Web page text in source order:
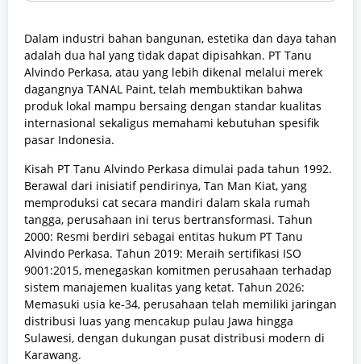
Dalam industri bahan bangunan, estetika dan daya tahan
adalah dua hal yang tidak dapat dipisahkan. PT Tanu
Alvindo Perkasa, atau yang lebih dikenal melalui merek
dagangnya TANAL Paint, telah membuktikan bahwa
produk lokal mampu bersaing dengan standar kualitas
internasional sekaligus memahami kebutuhan spesifik
pasar Indonesia.
Kisah PT Tanu Alvindo Perkasa dimulai pada tahun 1992.
Berawal dari inisiatif pendirinya, Tan Man Kiat, yang
memproduksi cat secara mandiri dalam skala rumah
tangga, perusahaan ini terus bertransformasi. Tahun
2000: Resmi berdiri sebagai entitas hukum PT Tanu
Alvindo Perkasa. Tahun 2019: Meraih sertifikasi ISO
9001:2015, menegaskan komitmen perusahaan terhadap
sistem manajemen kualitas yang ketat. Tahun 2026:
Memasuki usia ke-34, perusahaan telah memiliki jaringan
distribusi luas yang mencakup pulau Jawa hingga
Sulawesi, dengan dukungan pusat distribusi modern di
Karawang.